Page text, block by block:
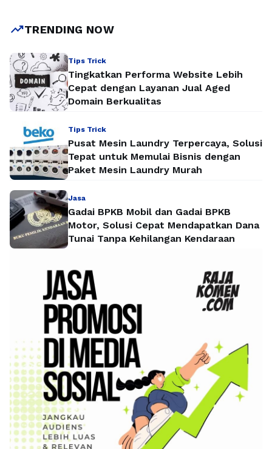
memengaruhi perjalanan mahasiswa selama menempuh
trending_upTRENDING NOW
Tips Trick
Tingkatkan Performa Website Lebih
Cepat dengan Layanan Jual Aged
Domain Berkualitas
Tips Trick
Pusat Mesin Laundry Terpercaya, Solusi
Tepat untuk Memulai Bisnis dengan
Paket Mesin Laundry Murah
Jasa
Gadai BPKB Mobil dan Gadai BPKB
Motor, Solusi Cepat Mendapatkan Dana
Tunai Tanpa Kehilangan Kendaraan